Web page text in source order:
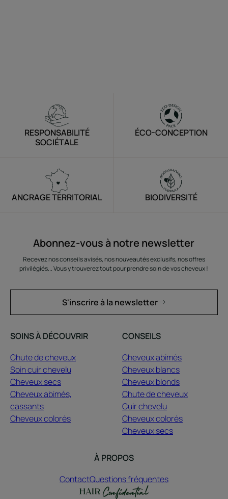
RESPONSABILITÉ
SOCIÉTALE
ÉCO-CONCEPTION
ANCRAGE TERRITORIAL BIODIVERSITÉ
Abonnez-vous à notre newsletter
Recevez nos conseils avisés, nos nouveautés exclusifs, nos offres
privilégiés... Vous y trouverez tout pour prendre soin de vos cheveux !
S'inscrire à la newsletter
SOINS À DÉCOUVRIR
Chute de cheveux
Soin cuir chevelu
Cheveux secs
Cheveux abimés,
cassants
Cheveux colorés
CONSEILS
Cheveux abimés
Cheveux blancs
Cheveux blonds
Chute de cheveux
Cuir chevelu
Cheveux colorés
Cheveux secs
À PROPOS
ContactQuestions fréquentes